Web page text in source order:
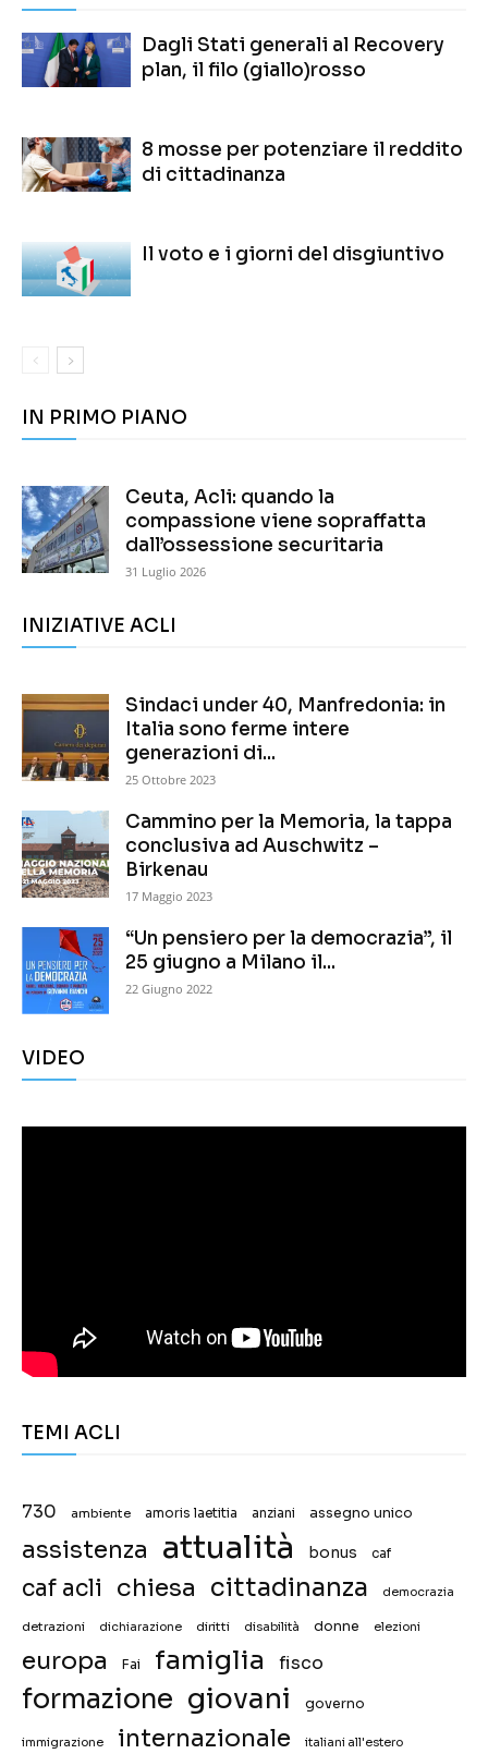
Dagli Stati generali al Recovery
plan, il filo (giallo)rosso
8 mosse per potenziare il reddito
di cittadinanza
Il voto e i giorni del disgiuntivo
IN PRIMO PIANO
Ceuta, Acli: quando la
compassione viene sopraffatta
dall’ossessione securitaria
31 Luglio 2026
INIZIATIVE ACLI
Sindaci under 40, Manfredonia: in
Italia sono ferme intere
generazioni di...
25 Ottobre 2023
Cammino per la Memoria, la tappa
conclusiva ad Auschwitz –
Birkenau
17 Maggio 2023
“Un pensiero per la democrazia”, il
25 giugno a Milano il...
22 Giugno 2022
VIDEO
TEMI ACLI
730 ambiente amoris laetitia anziani assegno unico
assistenza attualità bonus caf
caf acli chiesa cittadinanza democrazia
detrazioni dichiarazione diritti disabilità donne elezioni
europa Fai famiglia fisco
formazione giovani governo
immigrazione internazionale italiani all'estero